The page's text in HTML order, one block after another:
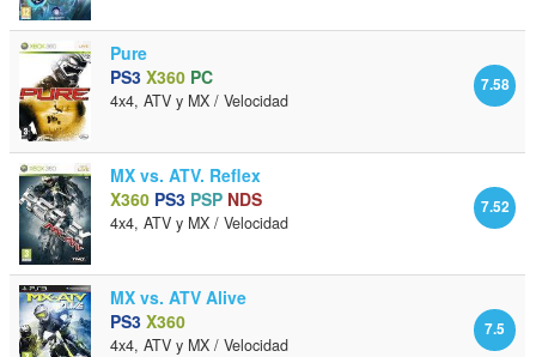
Pure
7.58
PS3 X360 PC
4x4, ATV y MX / Velocidad
MX vs. ATV. Reflex
7.52
X360 PS3 PSP NDS
4x4, ATV y MX / Velocidad
MX vs. ATV Alive
7.5
PS3 X360
4x4, ATV y MX / Velocidad